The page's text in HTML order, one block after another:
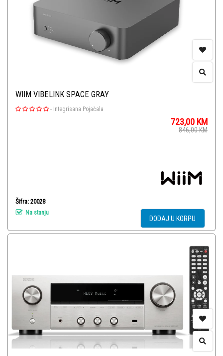
WIIM VIBELINK SPACE GRAY
- Integrisana Pojačala
723,00 KM
846,00KM
Šifra: 20028
Na stanju
DODAJ U KORPU